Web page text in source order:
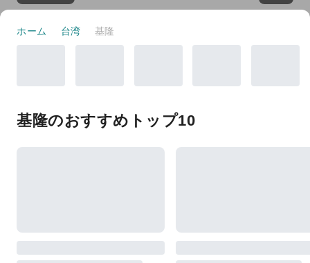
ホーム 台湾 基隆
基隆のおすすめトップ10